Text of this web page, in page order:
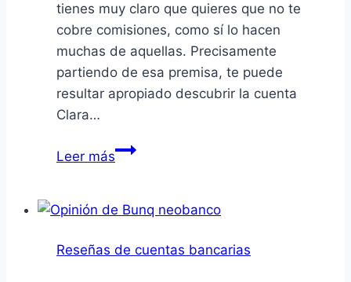
tienes muy claro que quieres que no te
cobre comisiones, como sí lo hacen
muchas de aquellas. Precisamente
partiendo de esa premisa, te puede
resultar apropiado descubrir la cuenta
Clara…
Leer másOpinión
Cuenta
ABANCA
Reseñas de cuentas bancarias